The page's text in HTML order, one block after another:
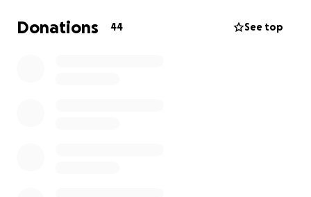
Donations 44 See top